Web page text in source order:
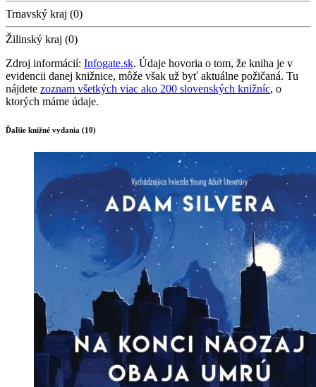
Trnavský kraj (0)
Žilinský kraj (0)
Zdroj informácií: Infogate.sk. Údaje hovoria o tom, že kniha je v
evidencii danej knižnice, môže však už byť aktuálne požičaná. Tu
nájdete zoznam všetkých viac ako 200 slovenských knižníc, o
ktorých máme údaje.
Ďalšie knižné vydania (10)